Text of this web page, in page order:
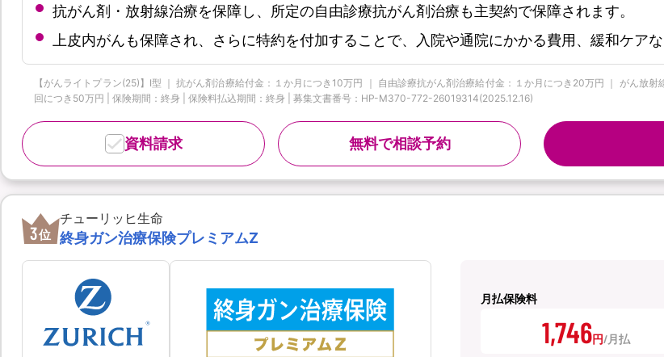
抗がん剤・放射線治療を保障し、所定の自由診療抗がん剤治療も主契約で保障されます。
上皮内がんも保障され、さらに特約を付加することで、入院や通院にかかる費用、緩和ケアな
【がんライトプラン(25)】I型 ｜ 抗がん剤治療給付金：１か月につき10万円 ｜ 自由診療抗がん剤治療給付金：１か月につき20万円 ｜ がん放
回につき50万円 | 保険期間：終身 | 保険料払込期間：終身 | 募集文書番号：HP-M370-772-26019314(2025.12.16)
無料で相談予約
資料請求
3位
チューリッヒ生命
終身ガン治療保険プレミアムZ
月払保険料
1,746円